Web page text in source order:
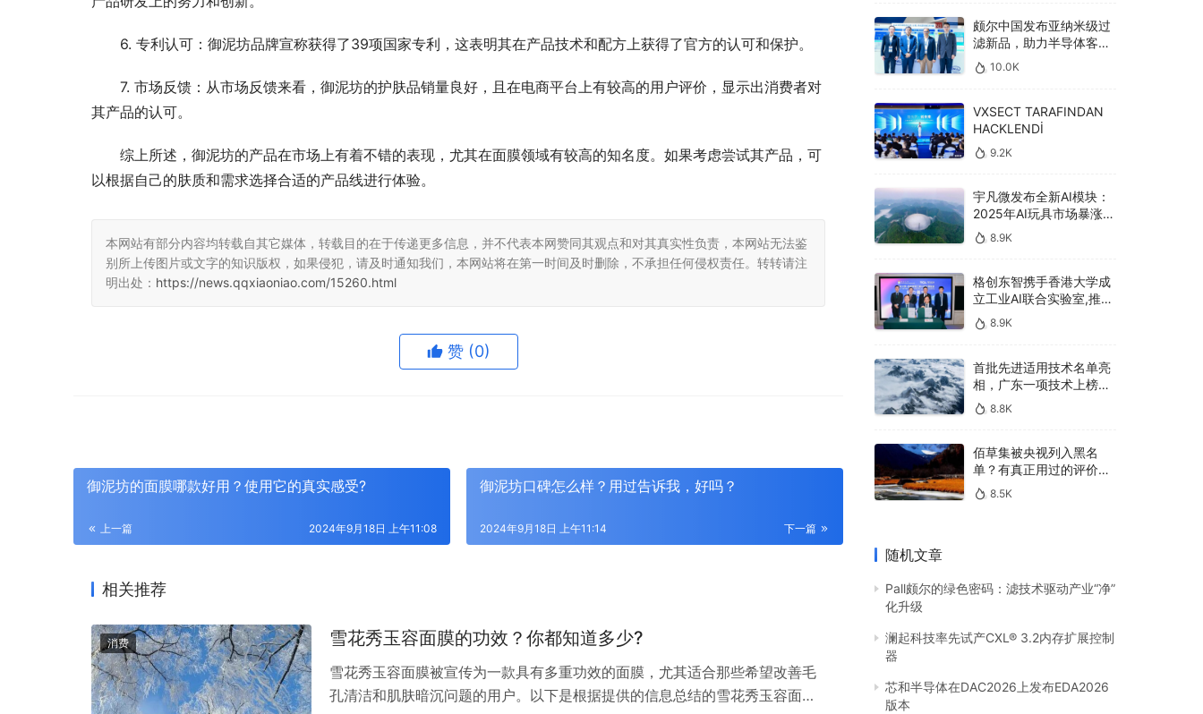
6. 专利认可：御泥坊品牌宣称获得了39项国家专利，这表明其在产品技术和配方上获得了官方的认可和保护。
7. 市场反馈：从市场反馈来看，御泥坊的护肤品销量良好，且在电商平台上有较高的用户评价，显示出消费者对
其产品的认可。
综上所述，御泥坊的产品在市场上有着不错的表现，尤其在面膜领域有较高的知名度。如果考虑尝试其产品，可
以根据自己的肤质和需求选择合适的产品线进行体验。
本网站有部分内容均转载自其它媒体，转载目的在于传递更多信息，并不代表本网赞同其观点和对其真实性负责，本网站无法鉴
别所上传图片或文字的知识版权，如果侵犯，请及时通知我们，本网站将在第一时间及时删除，不承担任何侵权责任。转转请注
明出处： https://news.qqxiaoniao.com/15260.html
赞 (0)
御泥坊的面膜哪款好用？使用它的真实感受?
上一篇 2024年9月18日 上午11:08
御泥坊口碑怎么样？用过告诉我，好吗？
下一篇
2024年9月18日 上午11:14
相关推荐
消费 雪花秀玉容面膜的功效？你都知道多少?
雪花秀玉容面膜被宣传为一款具有多重功效的面膜，尤其适合那些希望改善毛
孔清洁和肌肤暗沉问题的用户。以下是根据提供的信息总结的雪花秀玉容面膜
颇尔中国发布亚纳米级过
滤新品，助力半导体客户
良率提升
10.0K
VXSECT TARAFINDAN
HACKLENDİ
9.2K
宇凡微发布全新AI模块：
2025年AI玩具市场暴涨
400亿，90%传统厂商的
生死战即将打响
8.9K
格创东智携手香港大学成
立工业AI联合实验室,推进
AMHS智能物料搬运调度
系统研发
8.9K
首批先进适用技术名单亮
相，广东一项技术上榜，
有何独特之处？
8.8K
佰草集被央视列入黑名
单？有真正用过的评价
吗？8.5K
随机文章
Pall颇尔的绿色密码：滤技术驱动产业“净”
化升级
澜起科技率先试产CXL® 3.2内存扩展控制
器
芯和半导体在DAC2026上发布EDA2026
版本